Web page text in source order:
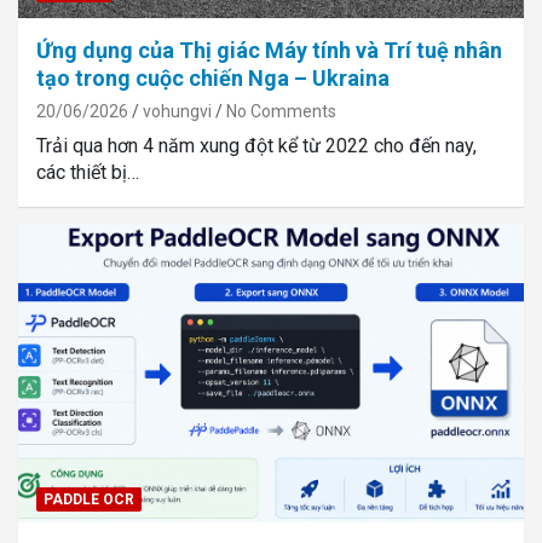
Ứng dụng của Thị giác Máy tính và Trí tuệ nhân
tạo trong cuộc chiến Nga – Ukraina
20/06/2026 vohungvi No Comments
Trải qua hơn 4 năm xung đột kể từ 2022 cho đến nay,
các thiết bị…
PADDLE OCR